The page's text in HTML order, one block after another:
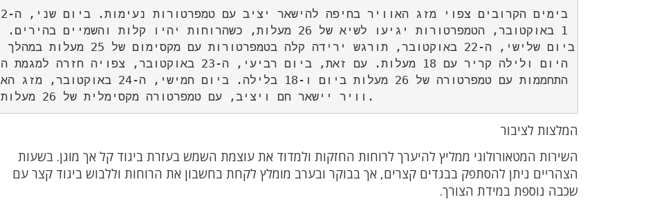
בימים הקרובים צפוי מזג האוויר בחיפה להישאר יציב עם טמפרטורות נעימות. ביום שני, ה-2
היום ולילה קריר עם 18 מעלות. עם זאת, ביום רביעי, ה-23 באוקטובר, צפויה חזרה למגמת ה
התחממות עם טמפרטורה של 26 מעלות ביום ו-18 בלילה. ביום חמישי, ה-24 באוקטובר, מזג הא
וויר יישאר חם ויציב, עם טמפרטורה מקסימלית של 26 מעלות.
המלצות לציבור
השירות המטאורולוגי ממליץ להיערך לרוחות החזקות ולמדוד את עוצמת השמש בעזרת ביגוד קל אך מוגן. בשעות
הצהריים ניתן להסתפק בבגדים קצרים, אך בבוקר ובערב מומלץ לקחת בחשבון את הרוחות וללבוש ביגוד קצר עם
שכבה נוספת במידת הצורך.